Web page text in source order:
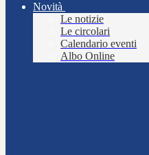
Novità
Le notizie
Le circolari
Calendario eventi
Albo Online